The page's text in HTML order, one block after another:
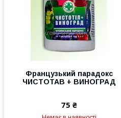
Французький парадокс
ЧИСТОТАВ + ВИНОГРАД
75 ₴